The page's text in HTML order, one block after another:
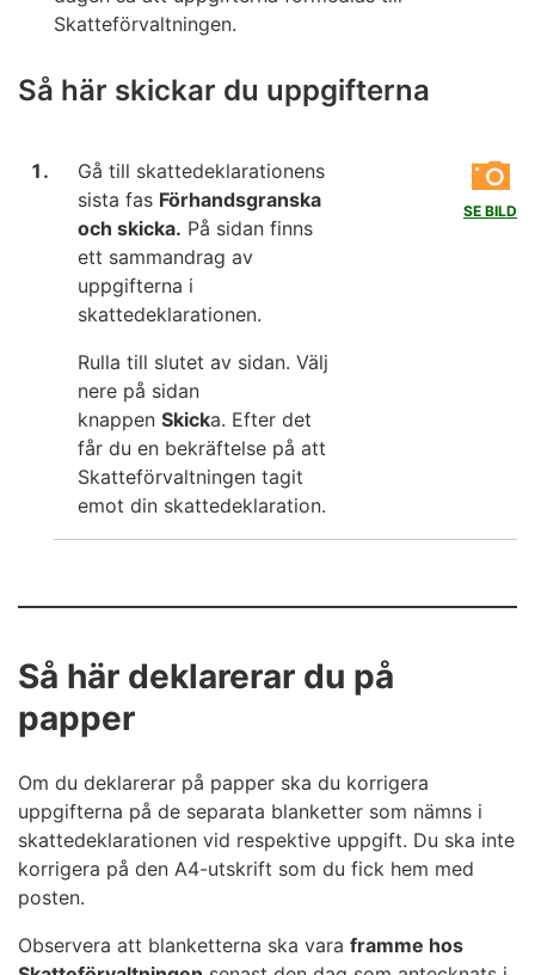
Förvärvsinkomster och avdrag från dem.
Så här deklarerar du i MinSkatt
Gå till fasenÖvriga avdrag på
länkenVisa mera.
Ange dina yrkanden i punkten Internationella
situationer. Välj Ja om du vill yrka på att skatteavtalet
eller begränsad skattskyldighet ska beaktas. Markera
punkten för ditt yrkande och bifoga de nödvändiga
Om du deklarerar förvärvs- och kapitalinkomster från
utlandet ska du gå till punktenUtländska inkomster.
Mer information
Läs mer om
beskattningen av forskare och lärare som
kommer från utlandet till Finland
arbetssituationer
beskattningen av utländska hyrda arbetstagare
Så här deklarerar du på papper
Använd rätt blankett:
Skatteförvaltningen.
Så här skickar du uppgifterna
SE BILD
Gå till skattedeklarationens
sista fas Förhandsgranska
och skicka. På sidan finns
ett sammandrag av
uppgifterna i
skattedeklarationen.
Rulla till slutet av sidan. Välj
nere på sidan
knappen Skicka. Efter det
får du en bekräftelse på att
Skatteförvaltningen tagit
emot din skattedeklaration.
Så här deklarerar du på
papper
Om du deklarerar på papper ska du korrigera
uppgifterna på de separata blanketter som nämns i
skattedeklarationen vid respektive uppgift. Du ska inte
korrigera på den A4-utskrift som du fick hem med
posten.
Observera att blanketterna ska vara framme hos